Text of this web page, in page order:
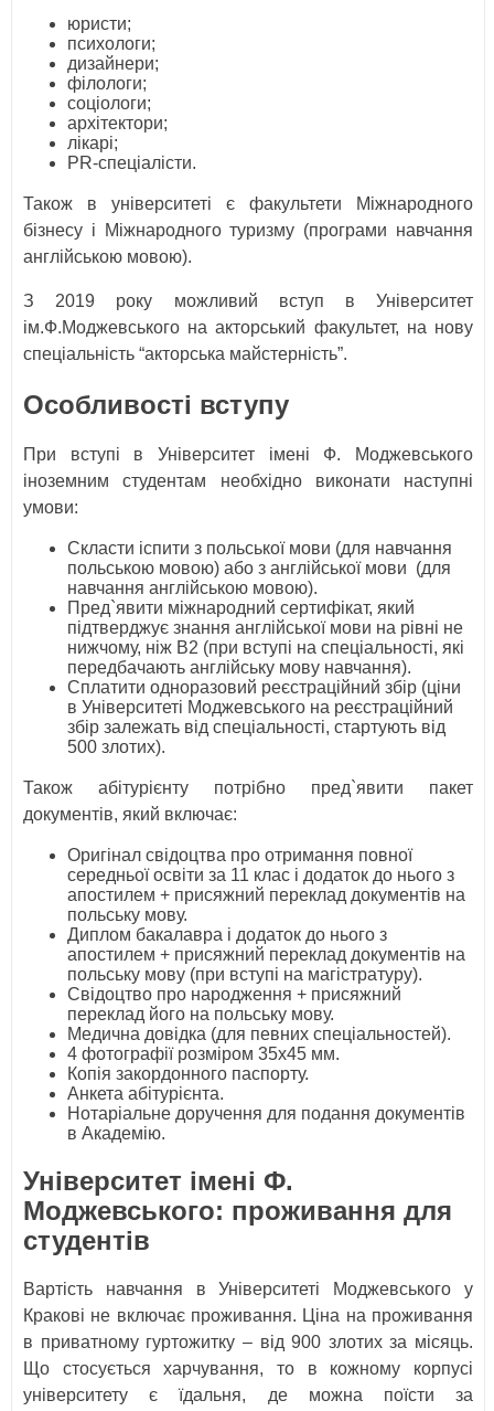
юристи;
психологи;
дизайнери;
філологи;
соціологи;
архітектори;
лікарі;
PR-спеціалісти.
Також в університеті є факультети Міжнародного
бізнесу і Міжнародного туризму (програми навчання
англійською мовою).
З 2019 року можливий вступ в Університет
ім.Ф.Моджевського на акторський факультет, на нову
спеціальність “акторська майстерність”.
Особливості вступу
При вступі в Університет імені Ф. Моджевського
іноземним студентам необхідно виконати наступні
умови:
Скласти іспити з польської мови (для навчання
польською мовою) або з англійської мови (для
навчання англійською мовою).
Пред`явити міжнародний сертифікат, який
підтверджує знання англійської мови на рівні не
нижчому, ніж В2 (при вступі на спеціальності, які
передбачають англійську мову навчання).
Сплатити одноразовий реєстраційний збір (ціни
в Університеті Моджевського на реєстраційний
збір залежать від спеціальності, стартують від
500 злотих).
Також абітурієнту потрібно пред`явити пакет
документів, який включає:
Оригінал свідоцтва про отримання повної
середньої освіти за 11 клас і додаток до нього з
апостилем + присяжний переклад документів на
польську мову.
Диплом бакалавра і додаток до нього з
апостилем + присяжний переклад документів на
польську мову (при вступі на магістратуру).
Свідоцтво про народження + присяжний
переклад його на польську мову.
Медична довідка (для певних спеціальностей).
4 фотографії розміром 35х45 мм.
Копія закордонного паспорту.
Анкета абітурієнта.
Нотаріальне доручення для подання документів
в Академію.
Університет імені Ф.
Моджевського: проживання для
студентів
Вартість навчання в Університеті Моджевського у
Кракові не включає проживання. Ціна на проживання
в приватному гуртожитку – від 900 злотих за місяць.
Що стосується харчування, то в кожному корпусі
університету є їдальня, де можна поїсти за